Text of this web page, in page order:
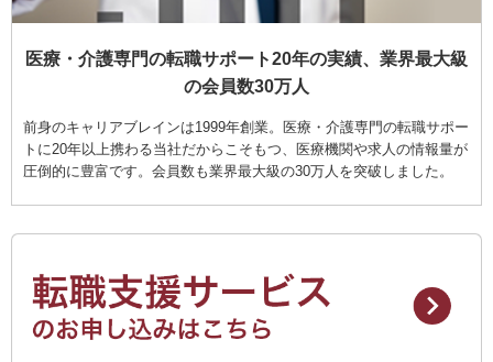
医療・介護専門の転職サポート20年の実績、業界最大級
の会員数30万人
前身のキャリアブレインは1999年創業。医療・介護専門の転職サポー
トに20年以上携わる当社だからこそもつ、医療機関や求人の情報量が
圧倒的に豊富です。会員数も業界最大級の30万人を突破しました。